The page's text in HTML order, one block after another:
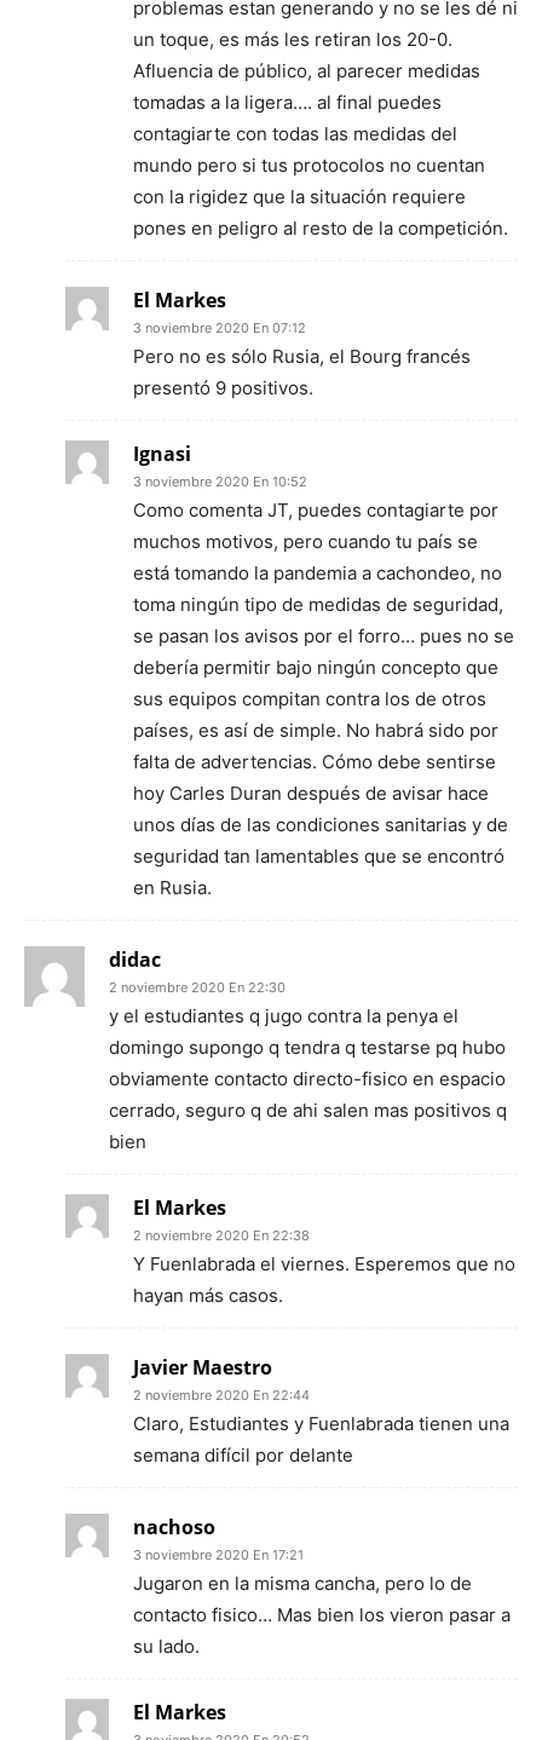
problemas estan generando y no se les dé ni
un toque, es más les retiran los 20-0.
Afluencia de público, al parecer medidas
tomadas a la ligera…. al final puedes
contagiarte con todas las medidas del
mundo pero si tus protocolos no cuentan
con la rigidez que la situación requiere
pones en peligro al resto de la competición.
El Markes
3 noviembre 2020 En 07:12
Pero no es sólo Rusia, el Bourg francés
presentó 9 positivos.
Ignasi
3 noviembre 2020 En 10:52
Como comenta JT, puedes contagiarte por
muchos motivos, pero cuando tu país se
está tomando la pandemia a cachondeo, no
toma ningún tipo de medidas de seguridad,
se pasan los avisos por el forro… pues no se
debería permitir bajo ningún concepto que
sus equipos compitan contra los de otros
países, es así de simple. No habrá sido por
falta de advertencias. Cómo debe sentirse
hoy Carles Duran después de avisar hace
unos días de las condiciones sanitarias y de
seguridad tan lamentables que se encontró
en Rusia.
didac
2 noviembre 2020 En 22:30
y el estudiantes q jugo contra la penya el
domingo supongo q tendra q testarse pq hubo
obviamente contacto directo-fisico en espacio
cerrado, seguro q de ahi salen mas positivos q
bien
El Markes
2 noviembre 2020 En 22:38
Y Fuenlabrada el viernes. Esperemos que no
hayan más casos.
Javier Maestro
2 noviembre 2020 En 22:44
Claro, Estudiantes y Fuenlabrada tienen una
semana difícil por delante
nachoso
3 noviembre 2020 En 17:21
Jugaron en la misma cancha, pero lo de
contacto fisico… Mas bien los vieron pasar a
su lado.
El Markes